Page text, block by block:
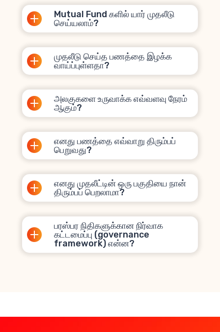
Mutual Fund களில் யார் முதலீடு
செய்யலாம்?
முதலீடு செய்த பணத்தை இழக்க
வாய்ப்புள்ளதா?
அலகுகளை உருவாக்க எவ்வளவு நேரம்
ஆகும்?
எனது பணத்தை எவ்வாறு திரும்பப்
பெறுவது?
எனது முதலீட்டின் ஒரு பகுதியை நான்
திரும்பப் பெறலாமா?
பரஸ்பர நிதிகளுக்கான நிர்வாக
கட்டமைப்பு (governance
framework) என்ன?